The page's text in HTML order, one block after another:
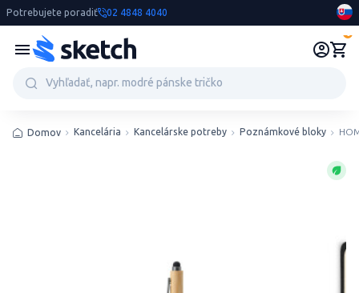
Potrebujete poradiť 02 4848 4040
Domov Kancelária Kancelárske potreby Poznámkové bloky